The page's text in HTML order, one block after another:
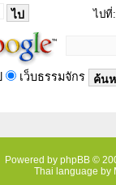
ไปที่:
เว็บธรรมจักร
Powered by phpBB ©
Thai language by